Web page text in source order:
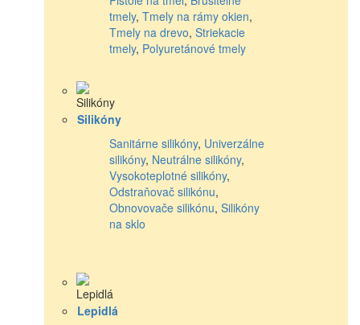
tmely, Tmely na rámy okien,
Tmely na drevo, Striekacie
tmely, Polyuretánové tmely
Silikóny
Sanitárne silikóny, Univerzálne
silikóny, Neutrálne silikóny,
Vysokoteplotné silikóny,
Odstraňovač silikónu,
Obnovovače silikónu, Silikóny
na sklo
Lepidlá